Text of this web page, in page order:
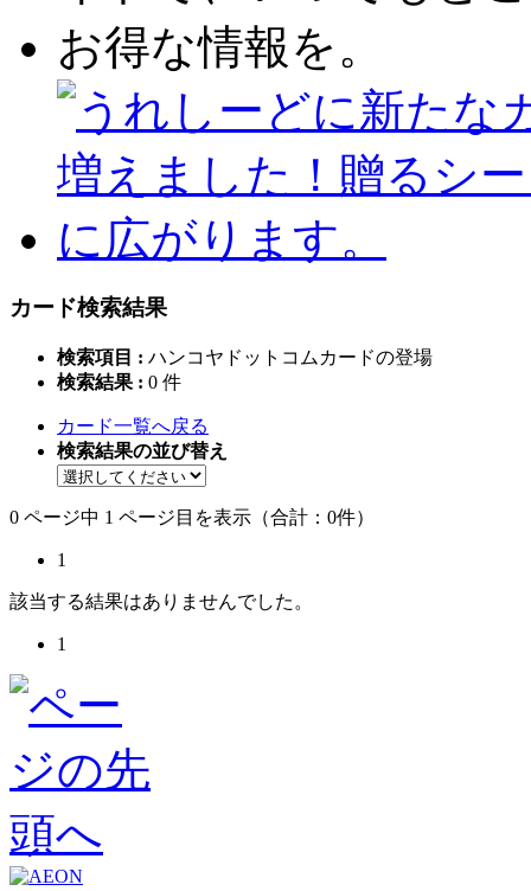
カード検索結果
検索項目 : ハンコヤドットコムカードの登場
検索結果 : 0 件
カード一覧へ戻る
検索結果の並び替え
0 ページ中 1 ページ目を表示（合計：0件）
1
該当する結果はありませんでした。
1